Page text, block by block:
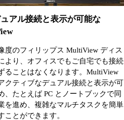
アル接続と表示が可能な
度のフィリップス MultiView ディス
より、オフィスでもご自宅でも接続
ることはなくなります。MultiView
クティブなデュアル接続と表示が可
、たとえば PC とノートブックで同
を進め、複雑なマルチタスクを簡単
ことができます。